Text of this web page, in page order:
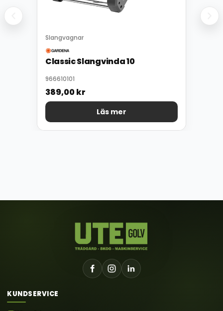
Slangvagnar
Classic Slangvinda 10
966610101
389,00kr
Läs mer
KUNDSERVICE